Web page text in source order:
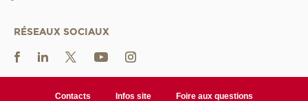
RÉSEAUX SOCIAUX
Contacts Infos site Foire aux questions